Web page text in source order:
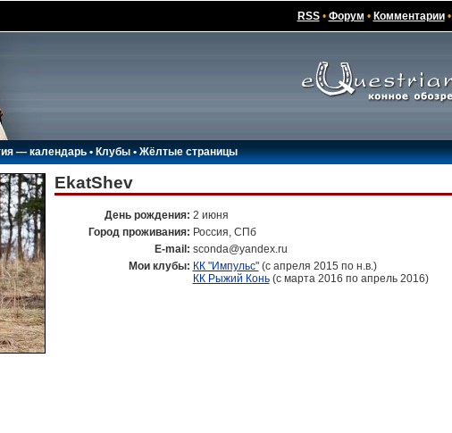
RSS• Форум • Комментарии•
— календарь•Клубы •Жёлтые страницы
EkatShev
День рождения: 2 июня
Город проживания: Россия, СПб
E-mail: sconda@yandex.ru
Мои клубы: КК "Импульс"(с апреля 2015 по н.в.)
КК Рыжий Конь(с марта 2016 по апрель 2016)